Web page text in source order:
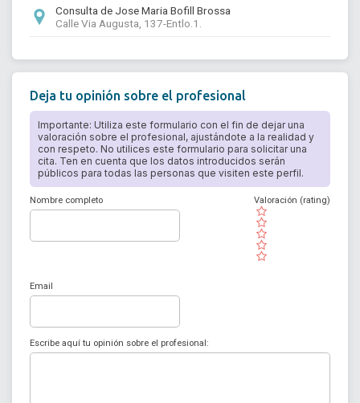
Consulta de Jose Maria Bofill Brossa
Calle Via Augusta, 137-Entlo.1.
Deja tu opinión sobre el profesional
Importante: Utiliza este formulario con el fin de dejar una
valoración sobre el profesional, ajustándote a la realidad y
con respeto. No utilices este formulario para solicitar una
cita. Ten en cuenta que los datos introducidos serán
públicos para todas las personas que visiten este perfil.
Nombre completo
( )
( )
( )
( )
( )
Valoración (rating)
Email
Escribe aquí tu opinión sobre el profesional: